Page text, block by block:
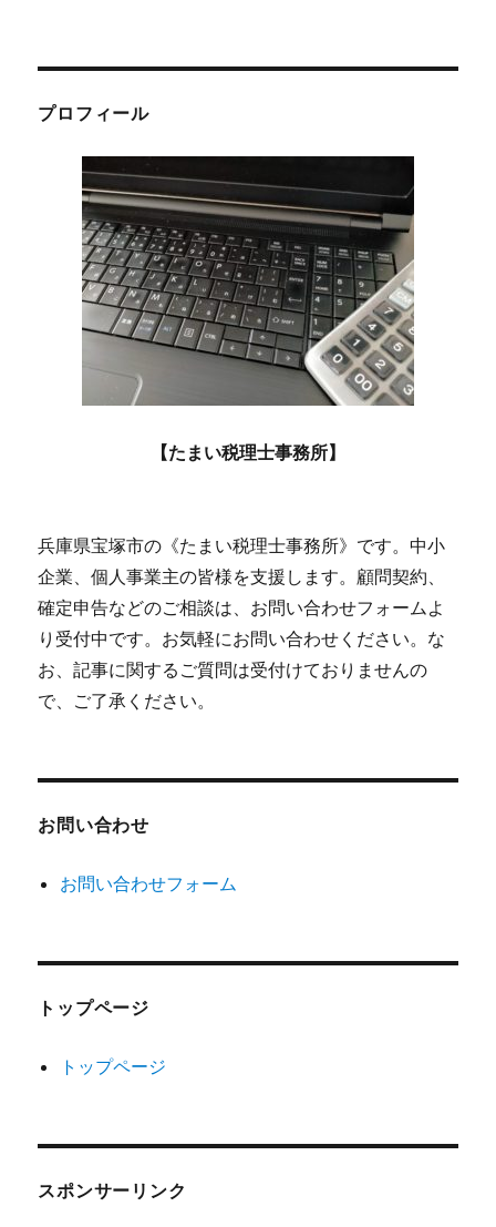
プロフィール
【たまい税理士事務所】
兵庫県宝塚市の《たまい税理士事務所》です。中小
企業、個人事業主の皆様を支援します。顧問契約、
確定申告などのご相談は、お問い合わせフォームよ
り受付中です。お気軽にお問い合わせください。な
お、記事に関するご質問は受付けておりませんの
で、ご了承ください。
お問い合わせ
お問い合わせフォーム
トップページ
トップページ
スポンサーリンク